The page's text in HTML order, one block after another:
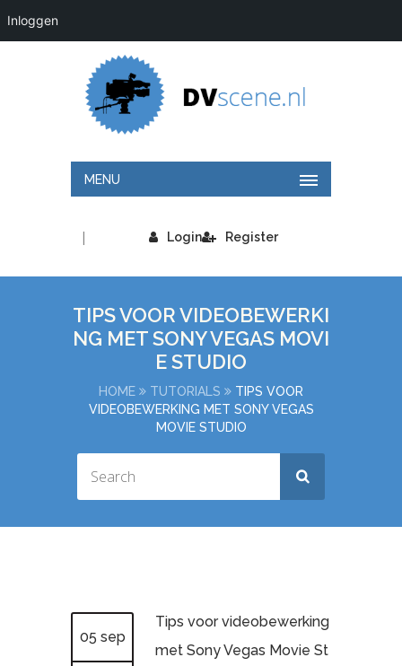
Inloggen
MENU
Login
| Register
TIPS VOOR VIDEOBEWERKI
NG MET SONY VEGAS MOVI
E STUDIO
HOME TUTORIALS
TIPS VOOR
VIDEOBEWERKING MET SONY VEGAS
MOVIE STUDIO
05 sep
Tips voor videobewerking
met Sony Vegas Movie St